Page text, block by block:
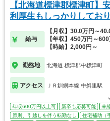
【北海道標津郡標津町】
利厚生もしっかりしてお
給与
【月収】30.0万円～
【年収】450万円～600
【時給】2,000円～
勤務地 北海道 標津郡中標津町
アクセス ＪＲ釧網本線 中斜里駅
年収600万円以上可 新卒も応募可能
未
原則、引越しを伴う転勤なし
住宅補助（